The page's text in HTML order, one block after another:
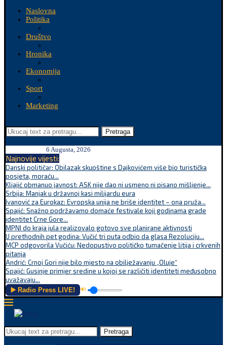
Naslovna
Politika
Društvo
Hronika
Ekonomija
Sport
Marketing
Pretraga
6 Augusta, 2026
Najnovije vijesti:
Danski političar: Obilazak skupštine s Dajkovićem više bio turistička
posjeta, moraću...
Kljajić obmanuo javnost: ASK nije dao ni usmeno ni pisano mišljenje...
Srbija: Manjak u državnoj kasi milijardu eura
Ivanović za Eurokaz: Evropska unija ne briše identitet – ona pruža...
Spajić: Snažno podržavamo domaće festivale koji godinama grade
identitet Crne Gore...
MPNI do kraja jula realizovalo gotovo sve planirane aktivnosti
U prethodnih pet godina: Vučić tri puta odbio da glasa Rezoluciju...
MCP odgovorila Vučiću: Nedopustivo političko tumačenje litija i crkvenih
pitanja
Andrić: Crnoj Gori nije bilo mjesto na obilježavanju „Oluje“
Spajić: Gusinje primjer sredine u kojoj se različiti identiteti međusobno
uvažavaju...
▶️ Radio Press LIVE! 🔊
Pretraga